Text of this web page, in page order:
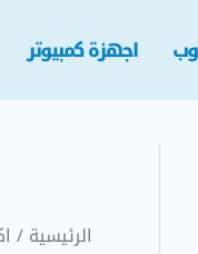
اجهزة كمبيوتر
الرئيسية /